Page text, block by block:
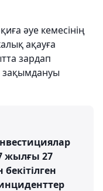
әуе кемесінің
ақауға
зардап
зақымдануы
жылғы 27